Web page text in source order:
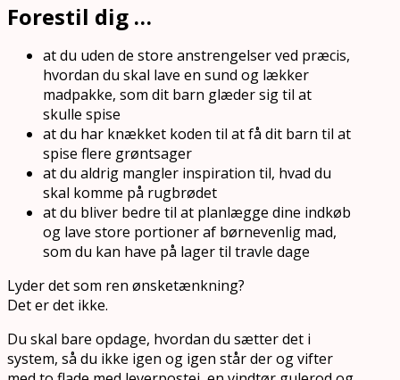
Forestil dig …
at du uden de store anstrengelser ved præcis,
hvordan du skal lave en sund og lækker
madpakke, som dit barn glæder sig til at
skulle spise
at du har knækket koden til at få dit barn til at
spise flere grøntsager
at du aldrig mangler inspiration til, hvad du
skal komme på rugbrødet
at du bliver bedre til at planlægge dine indkøb
og lave store portioner af børnevenlig mad,
som du kan have på lager til travle dage
Lyder det som ren ønsketænkning?
Det er det ikke.
Du skal bare opdage, hvordan du sætter det i
system, så du ikke igen og igen står der og vifter